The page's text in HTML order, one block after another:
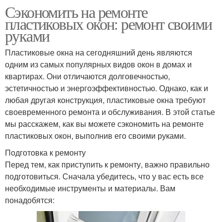
Сэкономить на ремонте
пластиковых окон: ремонт своими
руками
Пластиковые окна на сегодняшний день являются
одним из самых популярных видов окон в домах и
квартирах. Они отличаются долговечностью,
эстетичностью и энергоэффективностью. Однако, как и
любая другая конструкция, пластиковые окна требуют
своевременного ремонта и обслуживания. В этой статье
мы расскажем, как вы можете сэкономить на ремонте
пластиковых окон, выполнив его своими руками.
Подготовка к ремонту
Перед тем, как приступить к ремонту, важно правильно
подготовиться. Сначала убедитесь, что у вас есть все
необходимые инструменты и материалы. Вам
понадобятся: